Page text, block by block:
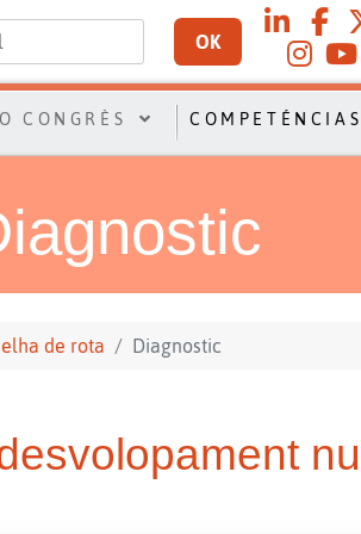
OK
CONGRÈS COMPETÉNCIAS
de rota Diagnostic